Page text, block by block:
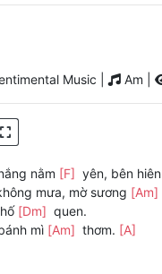
Music | Am |
nằm [F] yên, bên hiên
mưa, mờ sương [Am]
[Dm] quen.
mì [Am] thơm. [A]